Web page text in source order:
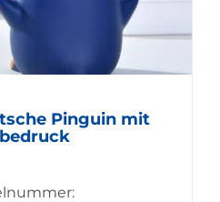
Pinguin mit